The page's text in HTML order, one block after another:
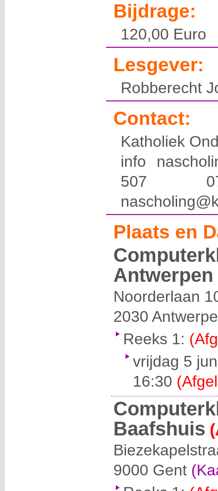
Bijdrage:
120,00 Euro
Lesgever:
Robberecht
Contact:
Katholiek
info
507
Plaats en
Antwerpen
Noorderlaan
2030
Reeks 1:
vrijdag 5
16:30
Baafshuis
9000 Gent